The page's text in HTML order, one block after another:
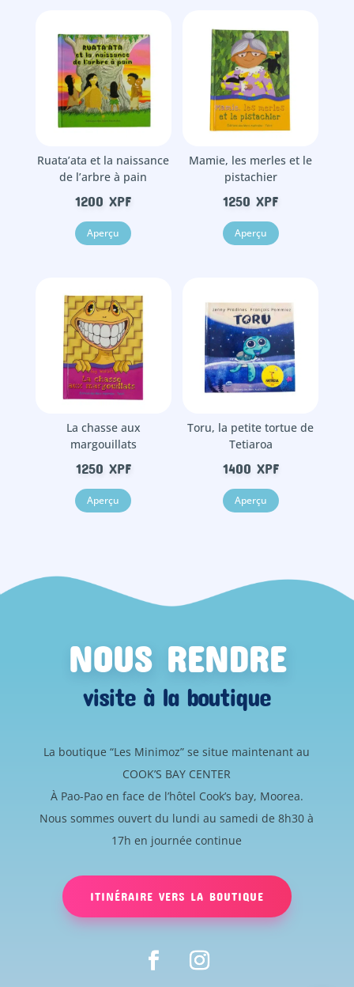
Ruata’ata et la naissance
de l’arbre à pain
1200XPF
Aperçu
Mamie, les merles et le
pistachier
1250XPF
Aperçu
La chasse aux
margouillats
1250 XPF
Aperçu
Toru, la petite tortue de
Tetiaroa
1400 XPF
Aperçu
NOUS RENDRE
visite à la boutique
La boutique “Les Minimoz” se situe maintenant au
COOK’S BAY CENTER
À Pao-Pao en face de l’hôtel Cook’s bay, Moorea.
Nous sommes ouvert du lundi au samedi de 8h30 à
17h en journée continue
ITINÉRAIRE VERS LA BOUTIQUE